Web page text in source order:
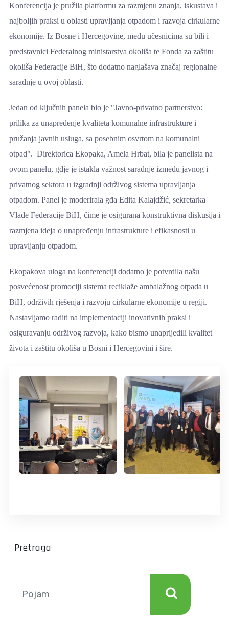
Konferencija je pružila platformu za razmjenu znanja, iskustava i
najboljih praksi u oblasti upravljanja otpadom i razvoja cirkularne
ekonomije. Iz Bosne i Hercegovine, među učesnicima su bili i
predstavnici Federalnog ministarstva okoliša te Fonda za zaštitu
okoliša Federacije BiH, što dodatno naglašava značaj regionalne
saradnje u ovoj oblasti.
Jedan od ključnih panela bio je "Javno-privatno partnerstvo:
prilika za unapređenje kvaliteta komunalne infrastrukture i
pružanja javnih usluga, sa posebnim osvrtom na komunalni
otpad". Direktorica Ekopaka, Amela Hrbat, bila je panelista na
ovom panelu, gdje je istakla važnost saradnje između javnog i
privatnog sektora u izgradnji održivog sistema upravljanja
otpadom. Panel je moderirala gđa Edita Kalajdžić, sekretarka
Vlade Federacije BiH, čime je osigurana konstruktivna diskusija i
razmjena ideja o unapređenju infrastrukture i efikasnosti u
upravljanju otpadom.
Ekopakova uloga na konferenciji dodatno je potvrdila našu
posvećenost promociji sistema reciklaže ambalažnog otpada u
BiH, održivih rješenja i razvoju cirkularne ekonomije u regiji.
Nastavljamo raditi na implementaciji inovativnih praksi i
osiguravanju održivog razvoja, kako bismo unaprijedili kvalitet
života i zaštitu okoliša u Bosni i Hercegovini i šire.
Pretraga